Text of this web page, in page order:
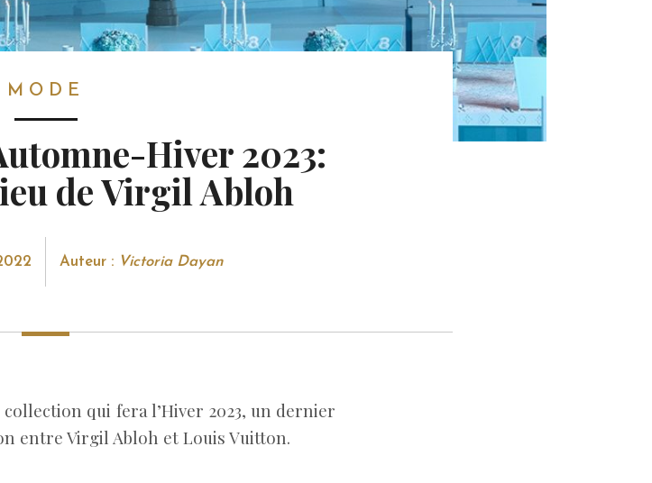
MODE
Hiver 2023:
de Virgil Abloh
Auteur : Victoria Dayan
qui fera l’Hiver 2023, un dernier
entre Virgil Abloh et Louis Vuitton.